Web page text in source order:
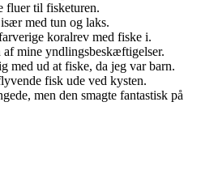
fluer til fisketuren.
med tun og laks.
koralrev med fiske i.
mine yndlingsbeskæftigelser.
med ud at fiske, da jeg var barn.
fisk ude ved kysten.
men den smagte fantastisk på